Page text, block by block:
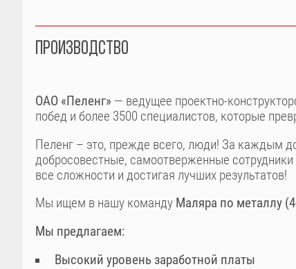
ПРОИЗВОДСТВО
ОАО «Пеленг» — ведущее проектно-
побед и более 3500 специалистов, которые
Пеленг – это, прежде всего, люди! За каждым
добросовестные, самоотверженные
все сложности и достигая лучших результатов!
Мы ищем в нашу команду Маляра по металлу
Мы предлагаем:
Высокий уровень заработной платы